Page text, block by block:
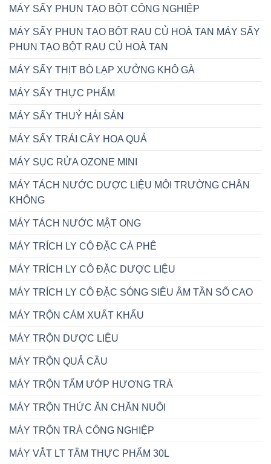
MÁY SẤY PHUN TẠO BỘT CÔNG NGHIỆP
MÁY SẤY PHUN TẠO BỘT RAU CỦ HOÀ TAN MÁY SẤY
PHUN TẠO BỘT RAU CỦ HOÀ TAN
MÁY SẤY THỊT BÒ LẠP XƯỞNG KHÔ GÀ
MÁY SẤY THỰC PHẨM
MÁY SẤY THUỶ HẢI SẢN
MÁY SẤY TRÁI CÂY HOA QUẢ
MÁY SỤC RỬA OZONE MINI
MÁY TÁCH NƯỚC DƯỢC LIỆU MÔI TRƯỜNG CHÂN
KHÔNG
MÁY TÁCH NƯỚC MẬT ONG
MÁY TRÍCH LY CÔ ĐẶC CÀ PHÊ
MÁY TRÍCH LY CÔ ĐẶC DƯỢC LIỆU
MÁY TRÍCH LY CÔ ĐẶC SÓNG SIÊU ÂM TẦN SỐ CAO
MÁY TRỘN CÁM XUẤT KHẨU
MÁY TRỘN DƯỢC LIỆU
MÁY TRỘN QUẢ CẦU
MÁY TRỘN TẨM ƯỚP HƯƠNG TRÀ
MÁY TRỘN THỨC ĂN CHĂN NUÔI
MÁY TRỘN TRÀ CÔNG NGHIỆP
MÁY VẮT LT TÂM THỰC PHẨM 30L